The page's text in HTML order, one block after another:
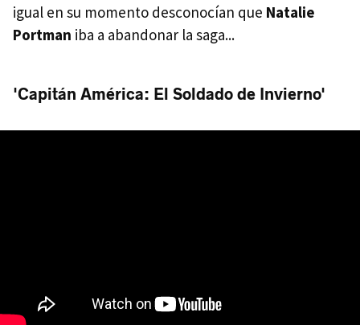
igual en su momento desconocían que Natalie
Portman iba a abandonar la saga...
'Capitán América: El Soldado de Invierno'